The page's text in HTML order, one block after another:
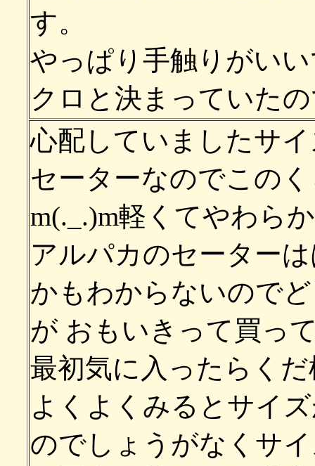
す。
やっぱり手触りがい
クロと決まっていた
心配していましたサ
セーターなのでこの
m(._.)m軽くてやわら
アルパカのセーター
かもわからないので
が おもいきって買っ
最初気に入ったらく
よくよくみるとサイ
のでしょうがなくサ